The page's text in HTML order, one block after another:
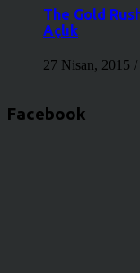
The Gold
Açlık
27 Nisan, 2015 /
Facebook